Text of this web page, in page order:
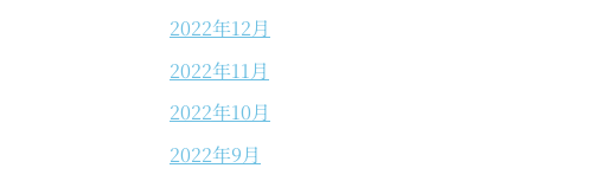
2022年12月
2022年11月
2022年10月
2022年9月